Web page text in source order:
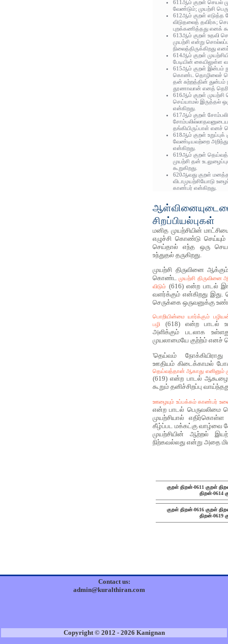
611ஆம் குறள் செயல்
வேண்டும்; முயற்சி
612ஆம் குறள்
விடுதலைத் தவிர்க;
புறக்கணித்தது எனக்
613ஆம் குறள் உதவி
முயற்சி என்று
நிலைத்திருக்கிறது
614ஆம் குறள்
பேடியின் கையிலுள்ள
615ஆம் குறள் இன்பம்
கொண்ட தொழிலைச்
தன் சுற்றத்தின் துன்பம்
தூணாவான் எனத்
616ஆம் குறள்
செய்யாமல் இருத்தல்
என்கிறது.
617ஆம் குறள்
சோம்பலில்லாதவனுடைய
தங்கியிருப்பாள்
618ஆம் குறள் உறுப்புக்
வேண்டியவற்றை
என்கிறது.
619ஆம் குறள்
முயற்சி தன்
கூறுகிறது.
620ஆவது குறள்
விடாமுயற்சியோடு
காண்பர் என்கிறது.
சிறப்பியல்புகள்
மனித முயற்சியின்
எழுச்சி கொண்டு
செய்தால் எந்த ஒரு
உந்துதல் தருகிறது.
முயற்சி திருவினை
கொண்ட
முயற்சி திருவினை
விடும் (616) என்ற பாடல்
வளர்க்கும் என்கிறது
செருக்கை ஒருவனுக்கு
பொறியின்மை யார்க்கும்
பழி(618) என்ற பாடல்
அளிக்கும் படலாக
முயலாமையே குற்ற்ம் எனச்
'தெய்வம்
ஊதியம் கிடைக்காமல்
தெய்வத்தான் ஆகாது எனினும்
(619) என்ற பாடல்
கூறும் தனிச்சிறப்பு
ஊழையும் உப்பக்கம் காண்பர்
என்ற பாடல்
முயற்சியால் எதிர்கொள்ள
கீழ்ப்பட மக்கட்கு வாழ்வை
முயற்சியின் ஆற்றல்
நிற்கவல்லது என்று அதை மிக
குறள் திறன்-0611 குறள்
திறன்-0614
குறள் திறன்-0616 குறள்
திறன்-0619
Contact us:
admin@kuralthiran.com
Copyright © 2012 - 2026 Kanignan